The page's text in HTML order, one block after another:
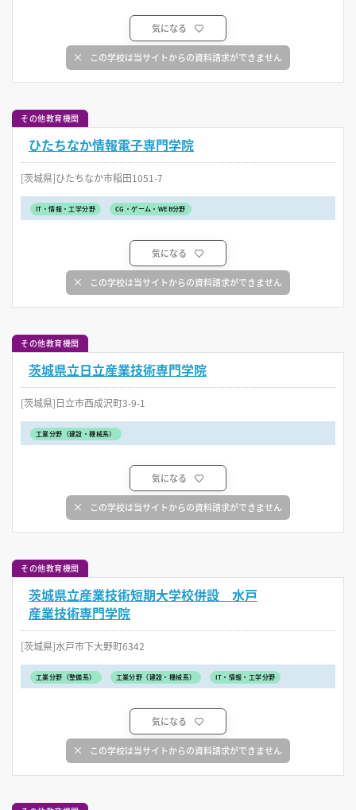
気になる
この学校は当サイトからの資料請求ができません
その他教育機関
ひたちなか情報電子専門学院
[茨城県]ひたちなか市稲田1051-7
IT・情報・工学分野 CG・ゲーム・WEB分野
気になる
この学校は当サイトからの資料請求ができません
その他教育機関
茨城県立日立産業技術専門学院
[茨城県]日立市西成沢町3-9-1
工業分野（建設・機械系）
気になる
この学校は当サイトからの資料請求ができません
その他教育機関
茨城県立産業技術短期大学校併設 水戸
産業技術専門学院
[茨城県]水戸市下大野町6342
工業分野（整備系） 工業分野（建設・機械系） IT・情報・工学分野
気になる
この学校は当サイトからの資料請求ができません